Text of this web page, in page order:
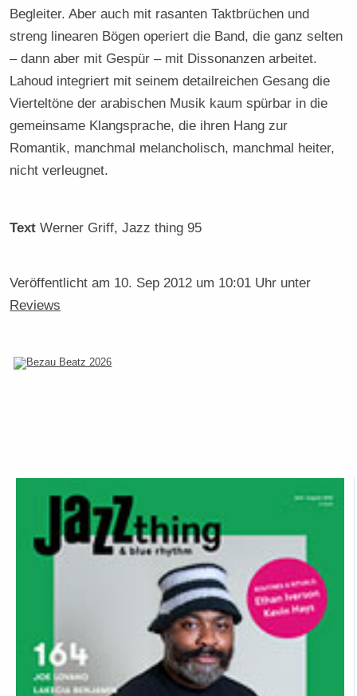
Begleiter. Aber auch mit rasanten Taktbrüchen und
streng linearen Bögen operiert die Band, die ganz selten
– dann aber mit Gespür – mit Dissonanzen arbeitet.
Lahoud integriert mit seinem detailreichen Gesang die
Vierteltöne der arabischen Musik kaum spürbar in die
gemeinsame Klangsprache, die ihren Hang zur
Romantik, manchmal melancholisch, manchmal heiter,
nicht verleugnet.
Text Werner Griff , Jazz thing 95
Veröffentlicht am 10. Sep 2012 um 10:01 Uhr unter
Reviews